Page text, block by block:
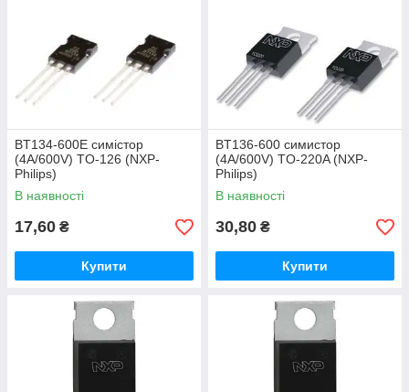
BT134-600E симістор
(4A/600V) TO-126 (NXP-
Philips)
В наявності
17,60 ₴
Купити
BT136-600 симистор
(4A/600V) TO-220A (NXP-
Philips)
В наявності
30,80 ₴
Купити